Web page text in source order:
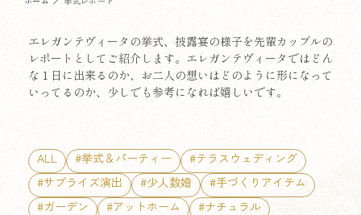
エレガンテヴィータの挙式、披露宴の様子を先輩カップルの
レポートとしてご紹介します。エレガンテヴィータではどん
な１日に出来るのか、お二人の想いはどのように形になって
いってるのか、少しでも参考になれば嬉しいです。
ALL #挙式＆パーティー
#テラスウェディング
#サプライズ演出
#少人数婚
#手づくりアイテム
#ガーデン
#アットホーム
#ナチュラル